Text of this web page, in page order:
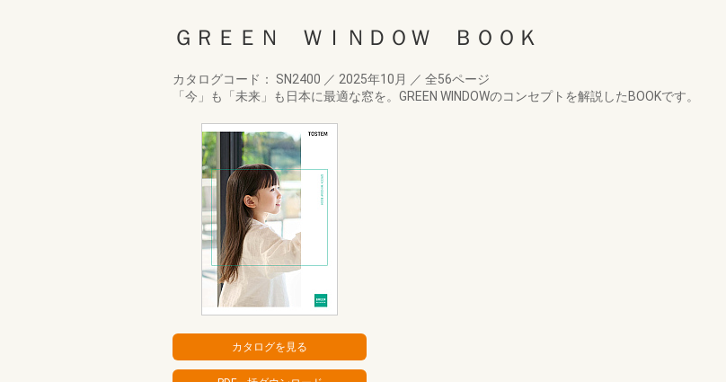
ＧＲＥＥＮ ＷＩＮＤＯＷ ＢＯＯＫ
カタログコード： SN2400 ／ 2025年10月 ／ 全56ページ
「今」も「未来」も日本に最適な窓を。GREEN WINDOWのコンセプトを解説したBOOKです。